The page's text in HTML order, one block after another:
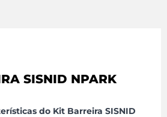
SISNID NPARK
do Kit Barreira SISNID